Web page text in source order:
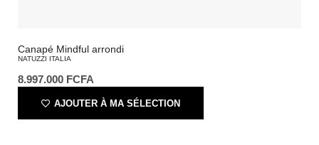
Canapé Mindful arrondi
NATUZZI ITALIA
8.997.000 FCFA
AJOUTER À MA SÉLECTION